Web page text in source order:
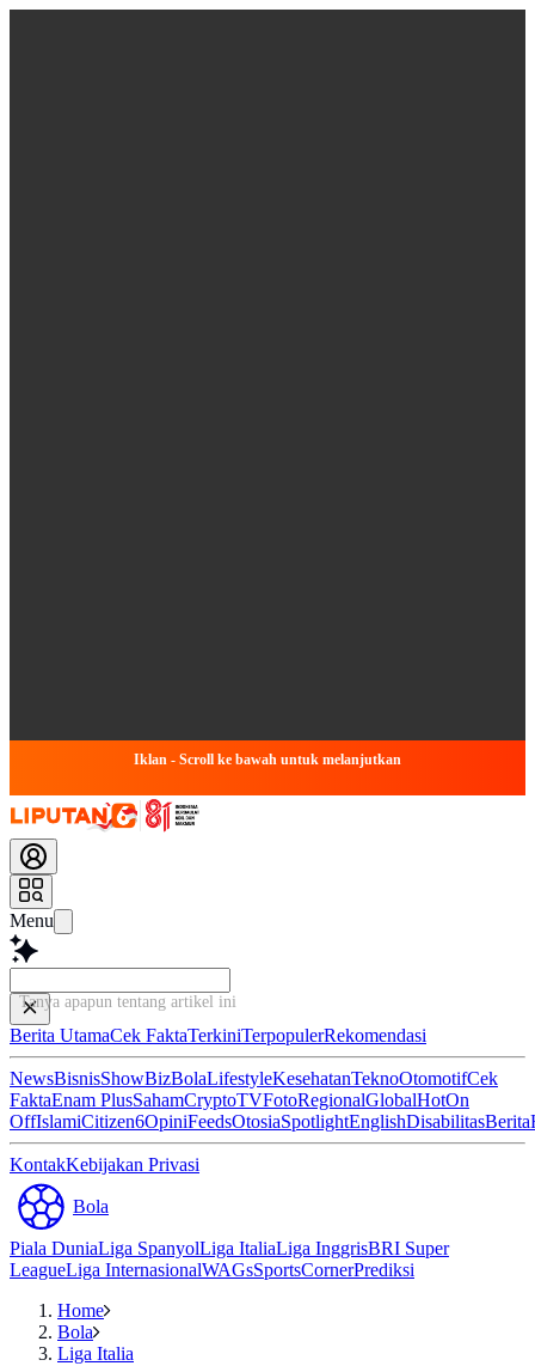
Iklan - Scroll ke bawah untuk melanjutkan
Menu
Tanya apapun tentang artik
Berita UtamaCek FaktaTerkiniTerpopulerRekomendasi
NewsBisnisShowBizBolaLifestyleKesehatanTeknoOtomotifCek
FaktaEnam PlusSahamCryptoTVFotoRegionalGlobalHotOn
OffIslamiCitizen6OpiniFeedsOtosiaSpotlightEnglishDisabilitasBerita
KontakKebijakan Privasi
Bola
Piala DuniaLiga SpanyolLiga ItaliaLiga InggrisBRI Super
LeagueLiga InternasionalWAGsSportsCornerPrediksi
Home
Bola
Liga Italia